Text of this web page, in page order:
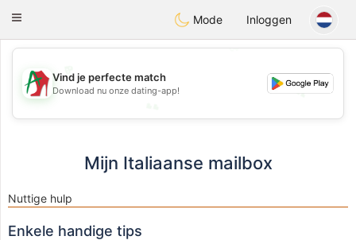
AmamiOra
Toggle
Mode Inloggen
💖
💕
Vind je perfecte match
Download nu onze dating-app!
Mijn Italiaanse mailbox
Nuttige hulp
Enkele handige tips